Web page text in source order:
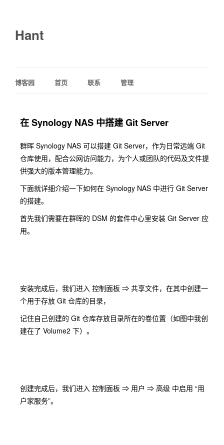
Hant
博客园 首页 联系 管理
在 Synology NAS 中搭建 Git Server
群晖 Synology NAS 可以搭建 Git Server，作为日常远端 Git
仓库使用，配合公网访问能力，为个人或团队的代码及文件提
供强大的版本管理能力。
下面就详细介绍一下如何在 Synology NAS 中进行 Git Server
的搭建。
首先我们需要在群晖的 DSM 的套件中心里安装 Git Server 应
用。
安装完成后，我们进入 控制面板 ⇒ 共享文件，在其中创建一
个用于存放 Git 仓库的目录，
记住自己创建的 Git 仓库存放目录所在的卷位置（如图中我创
建在了 Volume2 下）。
创建完成后，我们进入 控制面板 ⇒ 用户 ⇒ 高级 中启用 “用
户家服务”。